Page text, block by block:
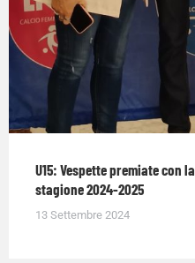
U15: Vespette premiate con
stagione 2024-2025
13 Settembre 2024